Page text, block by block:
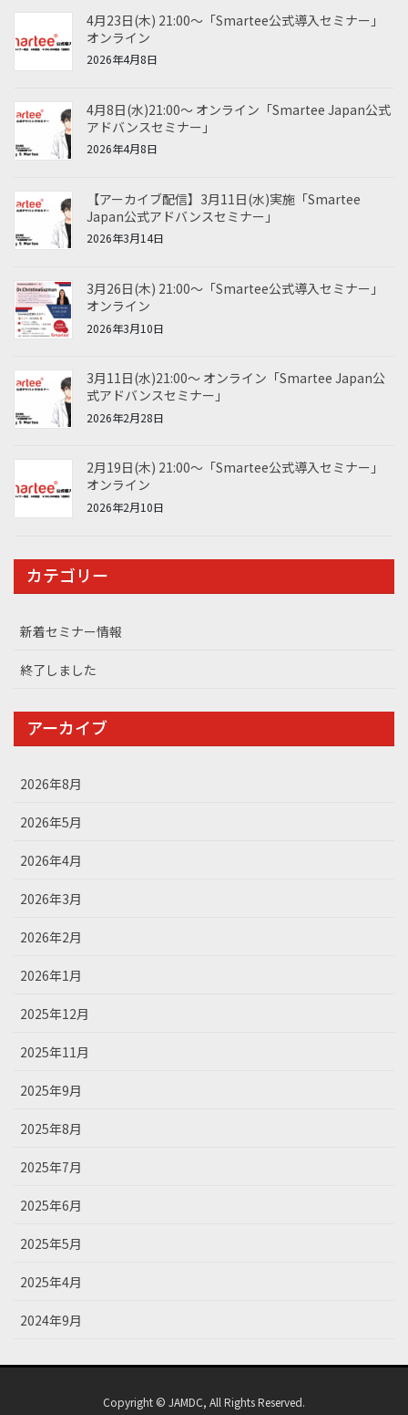
4月23日(木) 21:00～「Smartee公式導入セミナー」
オンライン
2026年4月8日
4月8日(水)21:00～ オンライン「Smartee Japan公式
アドバンスセミナー」
2026年4月8日
【アーカイブ配信】3月11日(水)実施「Smartee
Japan公式アドバンスセミナー」
2026年3月14日
3月26日(木) 21:00～「Smartee公式導入セミナー」
オンライン
2026年3月10日
3月11日(水)21:00～ オンライン「Smartee Japan公
式アドバンスセミナー」
2026年2月28日
2月19日(木) 21:00～「Smartee公式導入セミナー」
オンライン
2026年2月10日
カテゴリー
新着セミナー情報
終了しました
アーカイブ
2026年8月
2026年5月
2026年4月
2026年3月
2026年2月
2026年1月
2025年12月
2025年11月
2025年9月
2025年8月
2025年7月
2025年6月
2025年5月
2025年4月
2024年9月
Copyright © JAMDC, All Rights Reserved.